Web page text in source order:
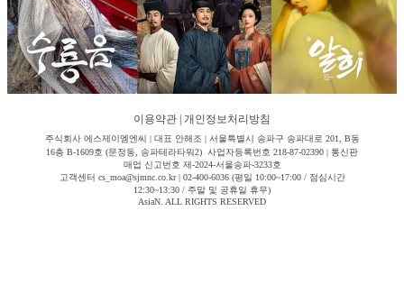
이용약관 개인정보처리방침
주식회사 에스제이엠엔씨 | 대표 안해조 | 서울특별시 송파구 송파대로 201, B동
16층 B-1609호 (문정동, 송파테라타워2) 사업자등록번호 218-87-02390 | 통신판
매업 신고번호 제-2024-서울송파-3233호
고객센터 cs_moa@sjmnc.co.kr | 02-400-6036 (평일 10:00~17:00 / 점심시간
12:30~13:30 / 주말 및 공휴일 휴무)
AsiaN. ALL RIGHTS RESERVED